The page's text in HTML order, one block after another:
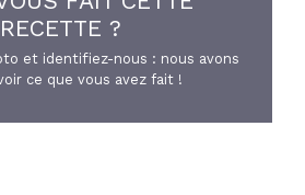
RECETTE ?
et identifiez-nous : nous avons
ce que vous avez fait !